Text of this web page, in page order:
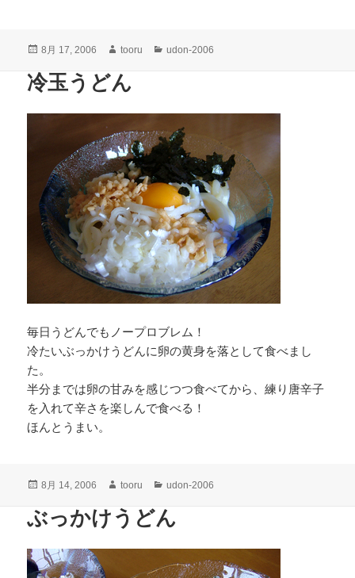
投
日:
8月 17, 2006
作
者
tooru
カ
udon-2006
冷玉うどん
毎日うどんでもノープロブレム！
冷たいぶっかけうどんに卵の黄身を落として食べまし
た。
半分までは卵の甘みを感じつつ食べてから、練り唐辛子
を入れて辛さを楽しんで食べる！
ほんとうまい。
投
日:
8月 14, 2006
作
者
tooru
カ
ゴ
リ
udon-2006
ぶっかけうどん